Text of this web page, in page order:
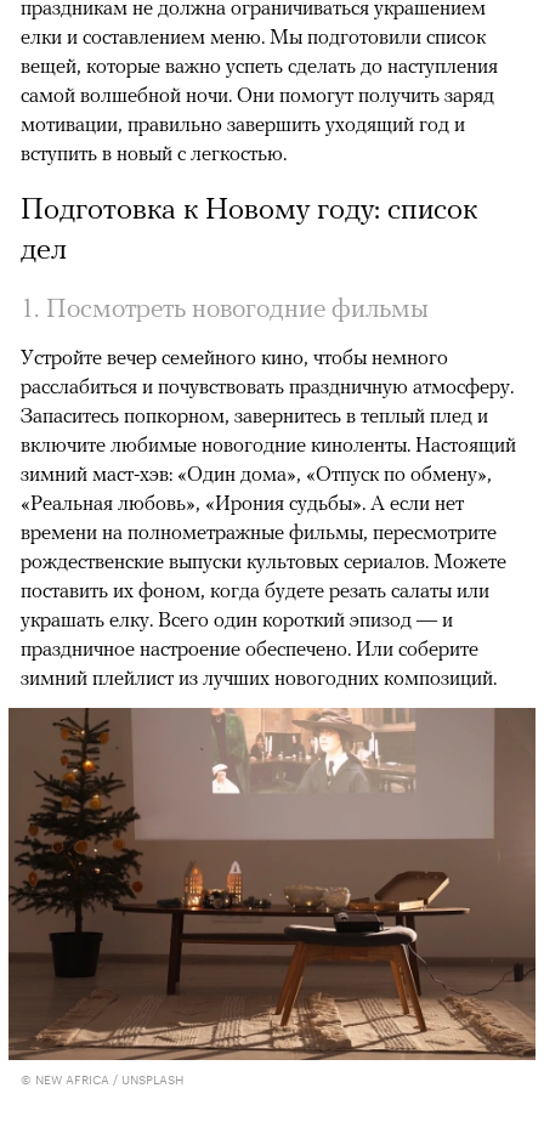
праздникам не должна ограничиваться украшением
елки и составлением меню. Мы подготовили список
вещей, которые важно успеть сделать до наступления
самой волшебной ночи. Они помогут получить заряд
мотивации, правильно завершить уходящий год и
вступить в новый с легкостью.
Подготовка к Новому году: список
дел
1. Посмотреть новогодние фильмы
00:00 / 00:00
Устройте вечер семейного кино, чтобы немного
расслабиться и почувствовать праздничную атмосферу.
Запаситесь попкорном, завернитесь в теплый плед и
включите любимые новогодние киноленты. Настоящий
зимний маст-хэв: «Один дома», «Отпуск по обмену»,
«Реальная любовь», «Ирония судьбы». А если нет
времени на полнометражные фильмы, пересмотрите
рождественские выпуски культовых сериалов. Можете
поставить их фоном, когда будете резать салаты или
украшать елку. Всего один короткий эпизод — и
праздничное настроение обеспечено. Или соберите
зимний плейлист из лучших новогодних композиций.
© NEW AFRICA / UNSPLASH